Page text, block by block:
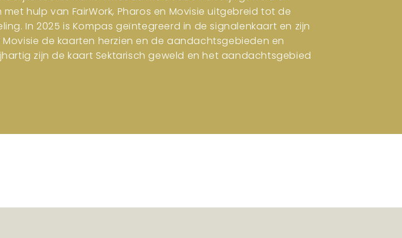
hulp van FairWork, Pharos en Movisie uitgebreid tot de
In 2025 is Kompas geïntegreerd in de signalenkaart en zijn
Movisie de kaarten herzien en de aandachtsgebieden en
zijn de kaart Sektarisch geweld en het aandachtsgebied